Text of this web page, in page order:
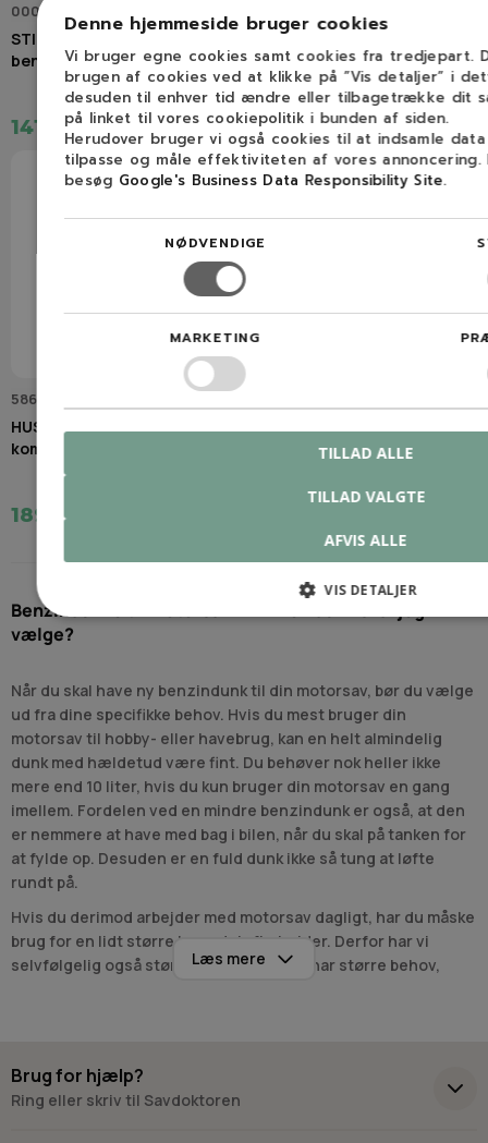
0000 890 5005
STIHL Automatisk hældetud
benzin
141,00 kr.
HUSQVARNA Benzintud til
kombidunk
189,00 kr.
586 11 05-01
HUSQVARNA Olietud til
kombidunk
189,00 kr.
Benzindunke til motorsav – hvilken dunk skal jeg
vælge?
Når du skal have ny benzindunk til din motorsav, bør du vælge
ud fra dine specifikke behov. Hvis du mest bruger din
motorsav til hobby- eller havebrug, kan en helt almindelig
dunk med hældetud være fint. Du behøver nok heller ikke
mere end 10 liter, hvis du kun bruger din motorsav en gang
imellem. Fordelen ved en mindre benzindunk er også, at den
er nemmere at have med bag i bilen, når du skal på tanken for
at fylde op. Desuden er en fuld dunk ikke så tung at løfte
rundt på.
Hvis du derimod arbejder med motorsav dagligt, har du måske
brug for en lidt større brændstofbeholder. Derfor har vi
selvfølgelig også størrelser til dig, som har større behov,
skulle hjem på værkstedet eller på tankstationen for at fylde
den hele tiden.
Læs mere
Brug for hjælp?
Ring eller skriv til Savdoktoren
Denne hjemmeside bruger cookies
Vi bruger egne cookies samt cookies fra tredjepart.
brugen af cookies ved at klikke på ”Vis detaljer” i
desuden til enhver tid ændre eller tilbagetrække dit
på linket til vores cookiepolitik i bunden af siden.
Herudover bruger vi også cookies til at indsamle
tilpasse og måle effektiviteten af vores annoncering.
besøg Google's Business Data Responsibility Site.
NØDVENDIGE
MARKETING
TILLAD VALGTE
TILLAD ALLE
AFVIS ALLE
VIS DETALJER